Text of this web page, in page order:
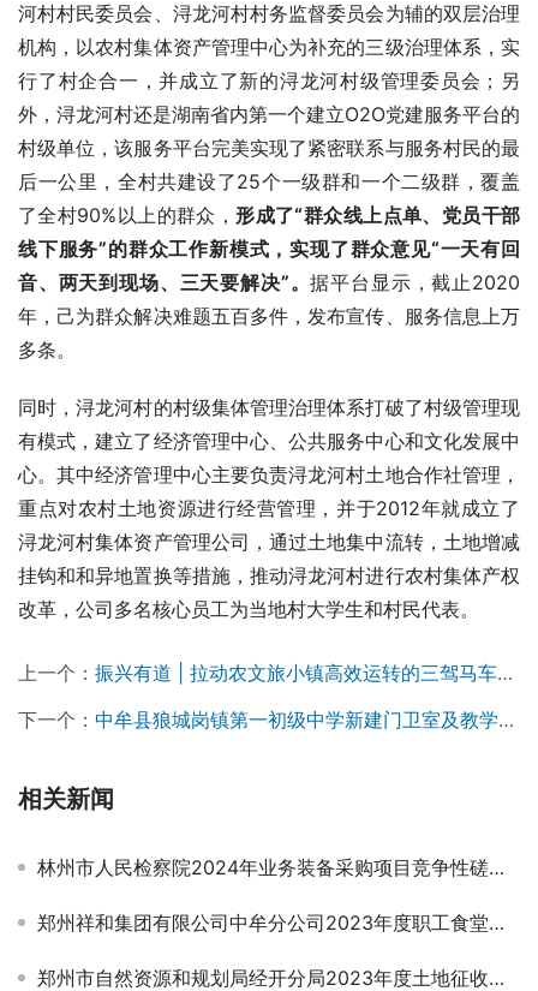
河村村民委员会、浔龙河村村务监督委员会为辅的双层治理
机构，以农村集体资产管理中心为补充的三级治理体系，实
行了村企合一，并成立了新的浔龙河村级管理委员会；另
外，浔龙河村还是湖南省内第一个建立O2O党建服务平台的
村级单位，该服务平台完美实现了紧密联系与服务村民的最
后一公里，全村共建设了25个一级群和一个二级群，覆盖
了全村90%以上的群众，形成了“群众线上点单、党员干部
线下服务”的群众工作新模式，实现了群众意见“一天有回
音、两天到现场、三天要解决”。据平台显示，截止2020
年，己为群众解决难题五百多件，发布宣传、服务信息上万
多条。
同时，浔龙河村的村级集体管理治理体系打破了村级管理现
有模式，建立了经济管理中心、公共服务中心和文化发展中
心。其中经济管理中心主要负责浔龙河村土地合作社管理，
重点对农村土地资源进行经营管理，并于2012年就成立了
浔龙河村集体资产管理公司，通过土地集中流转，土地增减
挂钩和和异地置换等措施，推动浔龙河村进行农村集体产权
改革，公司多名核心员工为当地村大学生和村民代表。
上一个： 振兴有道 | 拉动农文旅小镇高效运转的三驾马车——以浔龙河生态艺术小镇为例（一）
下一个： 中牟县狼城岗镇第一初级中学新建门卫室及教学辅助用房维修改造项目招标公告
相关新闻
林州市人民检察院2024年业务装备采购项目竞争性磋商公告
郑州祥和集团有限公司中牟分公司2023年度职工食堂食材、服务项目结果公告￼￼
郑州市自然资源和规划局经开分局2023年度土地征收社会稳定风险评估项目竞争性磋商公告￼